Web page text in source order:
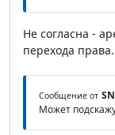
Не согласна -
перехода права.
Сообщение от
Может